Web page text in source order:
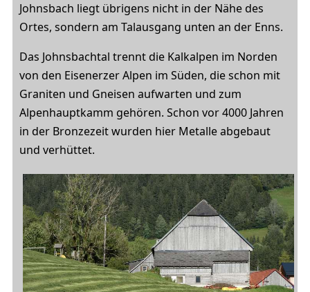
Johnsbach liegt übrigens nicht in der Nähe des
Ortes, sondern am Talausgang unten an der Enns.
Das Johnsbachtal trennt die Kalkalpen im Norden
von den Eisenerzer Alpen im Süden, die schon mit
Graniten und Gneisen aufwarten und zum
Alpenhauptkamm gehören. Schon vor 4000 Jahren
in der Bronzezeit wurden hier Metalle abgebaut
und verhüttet.